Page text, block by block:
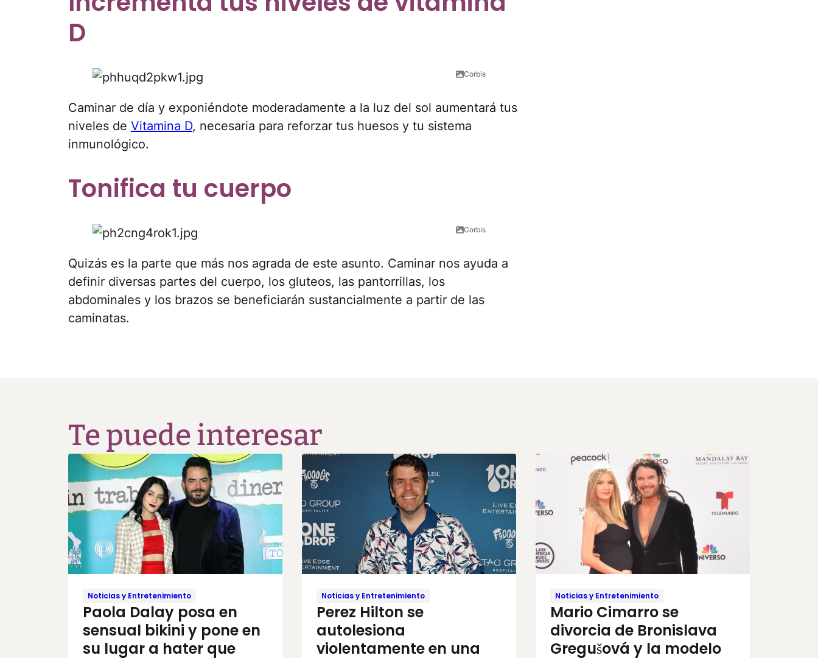
D
Corbis
Caminar de día y exponiéndote moderadamente a la luz del sol aumentará tus
niveles de Vitamina D, necesaria para reforzar tus huesos y tu sistema
inmunológico.
Tonifica tu cuerpo
Corbis
Quizás es la parte que más nos agrada de este asunto. Caminar nos ayuda a
definir diversas partes del cuerpo, los gluteos, las pantorrillas, los
abdominales y los brazos se beneficiarán sustancialmente a partir de las
caminatas.
Te puede interesar
Noticias y Entretenimiento
Paola Dalay posa en
sensual bikini y pone en
su lugar a hater que
Noticias y Entretenimiento
Perez Hilton se
autolesiona
violentamente en una
Noticias y Entretenimiento
Mario Cimarro se
divorcia de Bronislava
Gregušová y la modelo